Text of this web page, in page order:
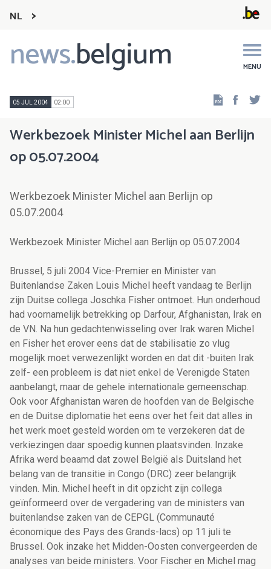
NL
news.belgium MENU
Main
navigation
05 JUL 2004 02:00
Werkbezoek Minister Michel aan Berlijn
op 05.07.2004
Werkbezoek Minister Michel aan Berlijn op
05.07.2004
Werkbezoek Minister Michel aan Berlijn op 05.07.2004
Brussel, 5 juli 2004 Vice-Premier en Minister van
Buitenlandse Zaken Louis Michel heeft vandaag te Berlijn
zijn Duitse collega Joschka Fisher ontmoet. Hun onderhoud
had voornamelijk betrekking op Darfour, Afghanistan, Irak en
de VN. Na hun gedachtenwisseling over Irak waren Michel
en Fisher het erover eens dat de stabilisatie zo vlug
mogelijk moet verwezenlijkt worden en dat dit -buiten Irak
zelf- een probleem is dat niet enkel de Verenigde Staten
aanbelangt, maar de gehele internationale gemeenschap.
Ook voor Afghanistan waren de hoofden van de Belgische
en de Duitse diplomatie het eens over het feit dat alles in
het werk moet gesteld worden om te verzekeren dat de
verkiezingen daar spoedig kunnen plaatsvinden. Inzake
Afrika werd beaamd dat zowel België als Duitsland het
belang van de transitie in Congo (DRC) zeer belangrijk
vinden. Min. Michel heeft in dit opzicht zijn collega
geïnformeerd over de vergadering van de ministers van
buitenlandse zaken van de CEPGL (Communauté
économique des Pays des Grands-lacs) op 11 juli te
Brussel. Ook inzake het Midden-Oosten convergeerden de
analyses van beide ministers. Voor Fischer en Michel mag